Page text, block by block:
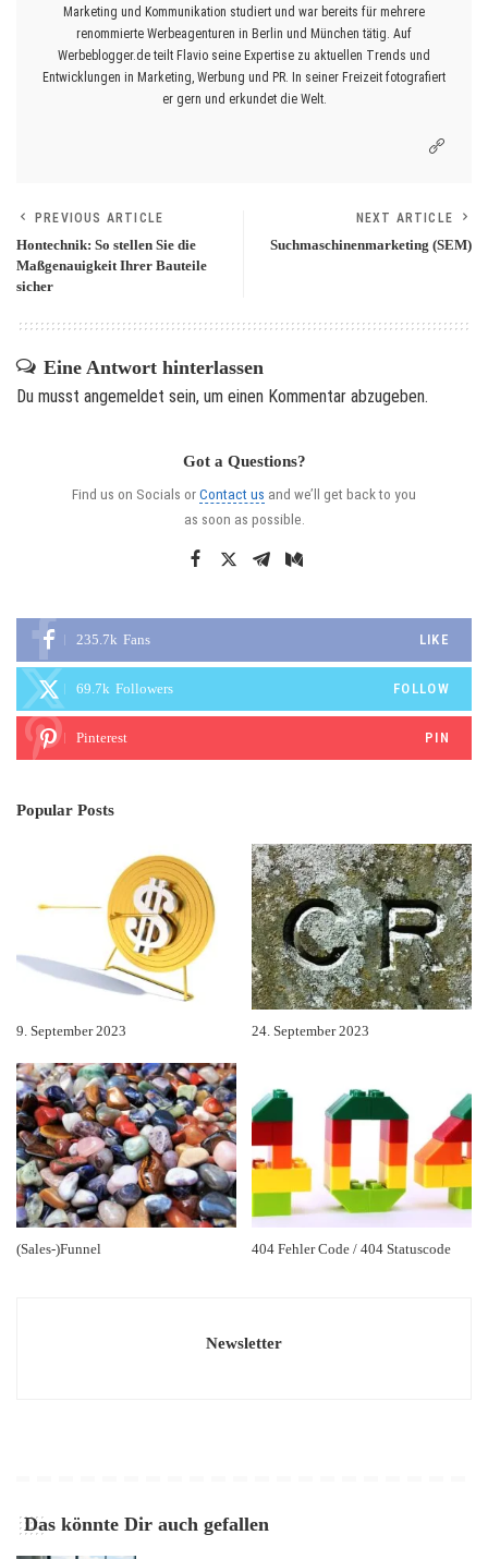
Marketing und Kommunikation studiert und war bereits für mehrere
renommierte Werbeagenturen in Berlin und München tätig. Auf
Werbeblogger.de teilt Flavio seine Expertise zu aktuellen Trends und
Entwicklungen in Marketing, Werbung und PR. In seiner Freizeit fotografiert
er gern und erkundet die Welt.
PREVIOUS ARTICLE
Hontechnik: So stellen Sie die
Maßgenauigkeit Ihrer Bauteile
sicher
NEXT ARTICLE
Suchmaschinenmarketing (SEM)
Eine Antwort hinterlassen
Du musst angemeldet sein, um einen Kommentar abzugeben.
Got a Questions?
Find us on Socials orContact us and we’ll get back to you
as soon as possible.
235.7k Fans LIKE
69.7k Followers FOLLOW
Pinterest PIN
Popular Posts
9. September 2023 24. September 2023
(Sales-)Funnel 404 Fehler Code / 404 Statuscode
Newsletter
Das könnte Dir auch gefallen